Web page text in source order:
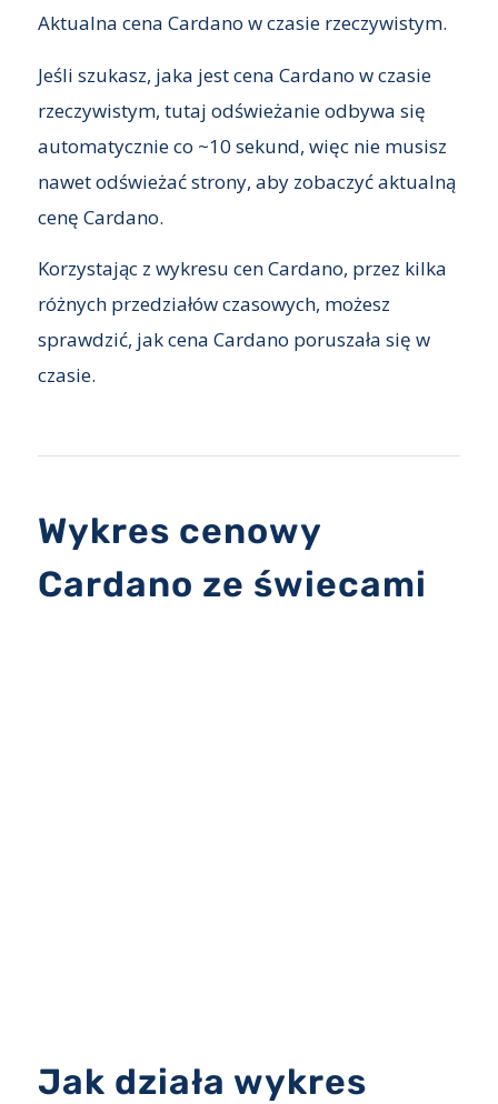
Aktualna cena Cardano w czasie rzeczywistym.
Jeśli szukasz, jaka jest cena Cardano w czasie
rzeczywistym, tutaj odświeżanie odbywa się
automatycznie co ~10 sekund, więc nie musisz
nawet odświeżać strony, aby zobaczyć aktualną
cenę Cardano.
Korzystając z wykresu cen Cardano, przez kilka
różnych przedziałów czasowych, możesz
sprawdzić, jak cena Cardano poruszała się w
czasie.
Wykres cenowy
Cardano ze świecami
Jak działa wykres